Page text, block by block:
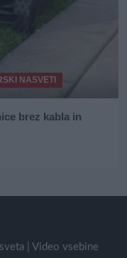
NASVETI
brez kabla in
| Video vsebine